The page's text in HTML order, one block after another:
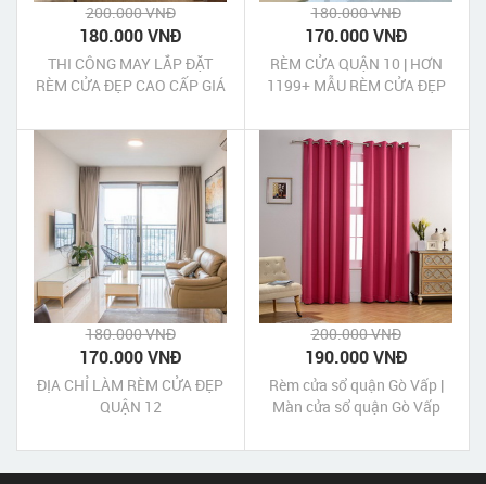
200.000 VNĐ
180.000 VNĐ
THI CÔNG MAY LẮP ĐẶT
RÈM CỬA ĐẸP CAO CẤP GIÁ
TPHCM
180.000 VNĐ
170.000 VNĐ
RÈM CỬA QUẬN 10 | HƠN
1199+ MẪU RÈM CỬA ĐẸP
180.000 VNĐ
170.000 VNĐ
ĐỊA CHỈ LÀM RÈM CỬA ĐẸP
QUẬN 12
200.000 VNĐ
190.000 VNĐ
Rèm cửa sổ quận Gò Vấp |
Màn cửa sổ quận Gò Vấp